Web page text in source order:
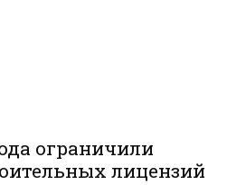
ограничили
лицензий